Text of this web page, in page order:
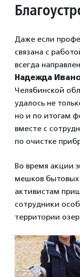
Даже если
связана с
всегда
Надежда
Челябинской
удалось не
но и по итогам
вместе с
по очистке
Во время акции
мешков
активистам
сотрудники
территории